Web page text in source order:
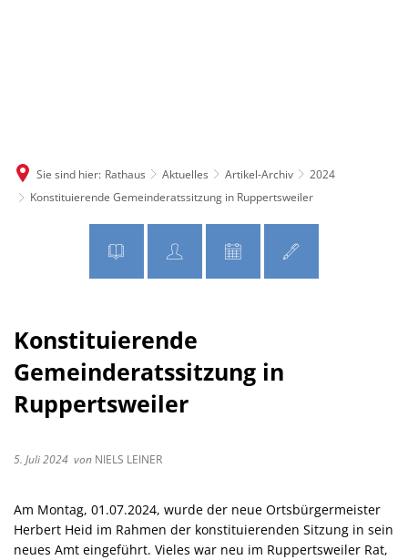
Sie sind hier: Rathaus Aktuelles Artikel-Archiv
2024
Konstituierende Gemeinderatssitzung in Ruppertsweiler
Konstituierende
Gemeinderatssitzung in
Ruppertsweiler
5. Juli 2024 von NIELS LEINER
Am Montag, 01.07.2024, wurde der neue Ortsbürgermeister
Herbert Heid im Rahmen der konstituierenden Sitzung in sein
neues Amt eingeführt. Vieles war neu im Ruppertsweiler Rat,